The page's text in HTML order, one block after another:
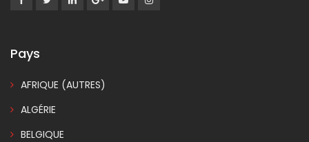
Pays
AFRIQUE (AUTRES)
ALGÉRIE
BELGIQUE